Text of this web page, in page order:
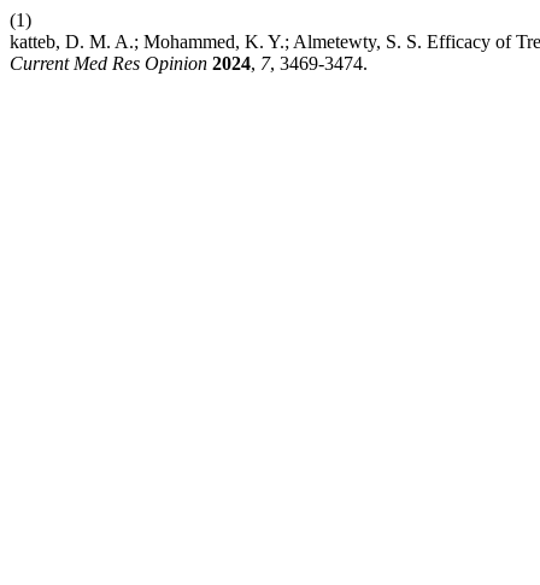
(1)
katteb, D. M. A.; Mohammed, K. Y.; Almetewty, S. S. Efficacy of
Current Med Res Opinion 2024, 7, 3469-3474.